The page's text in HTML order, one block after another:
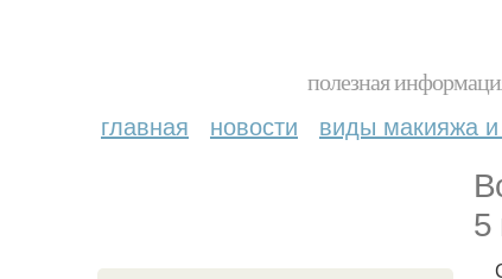
полезная
главная новости виды макияжа и
5